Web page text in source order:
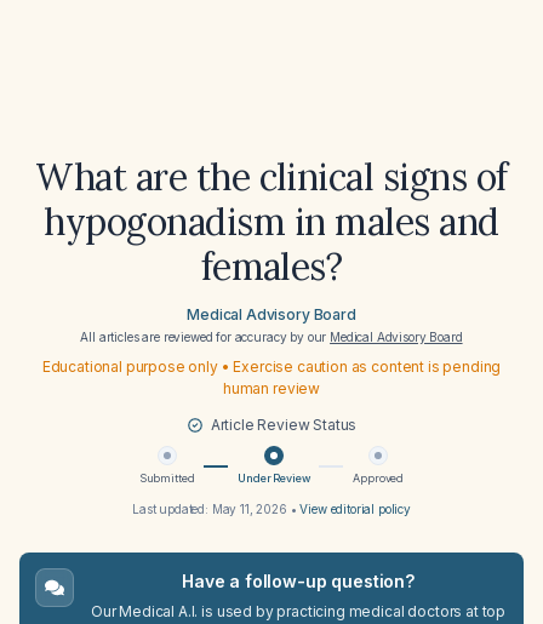
What are the clinical signs of
hypogonadism in males and
females?
Medical Advisory Board
All articles are reviewed for accuracy by our Medical Advisory Board
Educational purpose only • Exercise caution as content is pending
human review
Article Review Status
Submitted Under Review Approved
Last updated: May 11, 2026 •View editorial policy
Have a follow-up question?
Our Medical A.I. is used by practicing medical doctors at top